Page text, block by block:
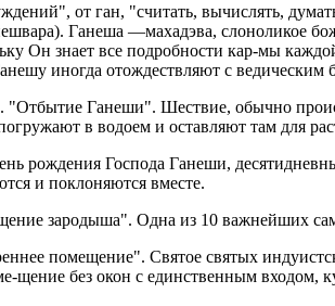
от ган, "считать, вычислять,
Ганеша —махадэва, слоноликое
Он знает все подробности кар-мы
иногда отождествляют с
Ганеши". Шествие, обычно
в водоем и оставляют там для
рождения Господа Ганеши,
и поклоняются вместе.
зародыша". Одна из 10 важнейших
помещение". Святое святых
щение без окон с единственным входом,